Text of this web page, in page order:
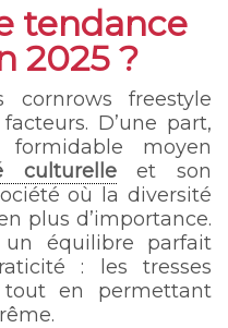
tendance
2025 ?
cornrows freestyle
D’une part,
moyen
culturelle
et son
où la diversité
plus d’importance.
un équilibre parfait
: les tresses
en permettant